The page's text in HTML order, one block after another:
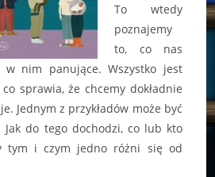
To wtedy
poznajemy
to, co nas
w nim panujące. Wszystko jest
sprawia, że chcemy dokładnie
Jednym z przykładów może być
Jak do tego dochodzi, co lub kto
tym i czym jedno różni się od